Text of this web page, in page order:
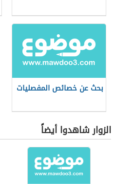
بحث عن خصائص المفصليات
الزوار شاهدوا أيضاً